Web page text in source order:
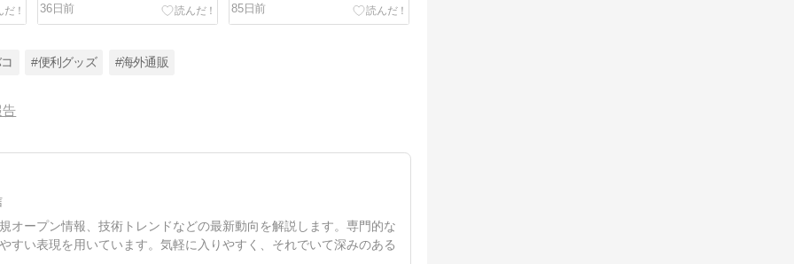
ダーは必要？
36日前 85日前
#便利グッズ #海外通販
告
オープン情報、技術トレンドなどの最新動向を解説します。専門的な
すい表現を用いています。気軽に入りやすく、それでいて深みのある